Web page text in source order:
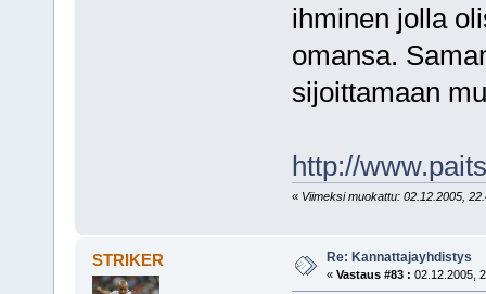
ihminen jolla
omansa.
sijoittamaan
http://
« Viimeksi muokattu: 02.12.2005,
STRIKER Re: Kannattajayhdistys
« Vastaus #83 : 02.12.2005,